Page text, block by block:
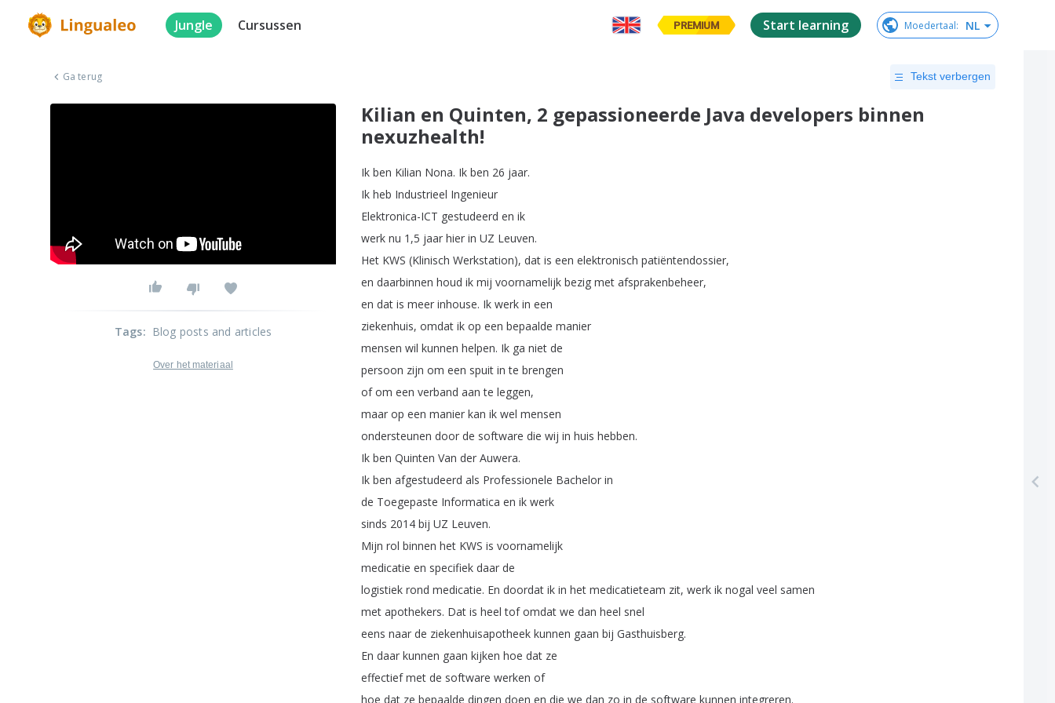
Jungle Cursussen PREMIUM Start learning Moedertaal: NL
Ga terug Tekst verbergen
Kilian en Quinten, 2 gepassioneerde Java developers binnen
nexuzhealth!
Ik ben Kilian Nona. Ik ben 26 jaar.
Ik heb Industrieel Ingenieur
Elektronica-ICT gestudeerd en ik
werk nu 1,5 jaar hier in UZ Leuven.
Het KWS (Klinisch Werkstation), dat is een elektronisch patiëntendossier,
en daarbinnen houd ik mij voornamelijk bezig met afsprakenbeheer,
en dat is meer inhouse. Ik werk in een
ziekenhuis, omdat ik op een bepaalde manier
mensen wil kunnen helpen. Ik ga niet de
persoon zijn om een spuit in te brengen
of om een verband aan te leggen,
maar op een manier kan ik wel mensen
ondersteunen door de software die wij in huis hebben.
Ik ben Quinten Van der Auwera.
Ik ben afgestudeerd als Professionele Bachelor in
de Toegepaste Informatica en ik werk
sinds 2014 bij UZ Leuven.
Mijn rol binnen het KWS is voornamelijk
medicatie en specifiek daar de
logistiek rond medicatie. En doordat ik in het medicatieteam zit, werk ik nogal veel samen
met apothekers. Dat is heel tof omdat we dan heel snel
eens naar de ziekenhuisapotheek kunnen gaan bij Gasthuisberg.
En daar kunnen gaan kijken hoe dat ze
effectief met de software werken of
hoe dat ze bepaalde dingen doen en die we dan zo in de software kunnen integreren.
Tags: Blog posts and articles
Over het materiaal